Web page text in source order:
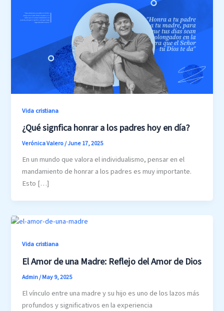
Vida cristiana
¿Qué signfica honrar a los padres hoy en día?
Verónica Valero/June 17, 2025
En un mundo que valora el individualismo, pensar en el
mandamiento de honrar a los padres es muy importante.
Esto […]
Vida cristiana
El Amor de una Madre: Reflejo del Amor de Dios
Admin/May 9, 2025
El vínculo entre una madre y su hijo es uno de los lazos más
profundos y significativos en la experiencia